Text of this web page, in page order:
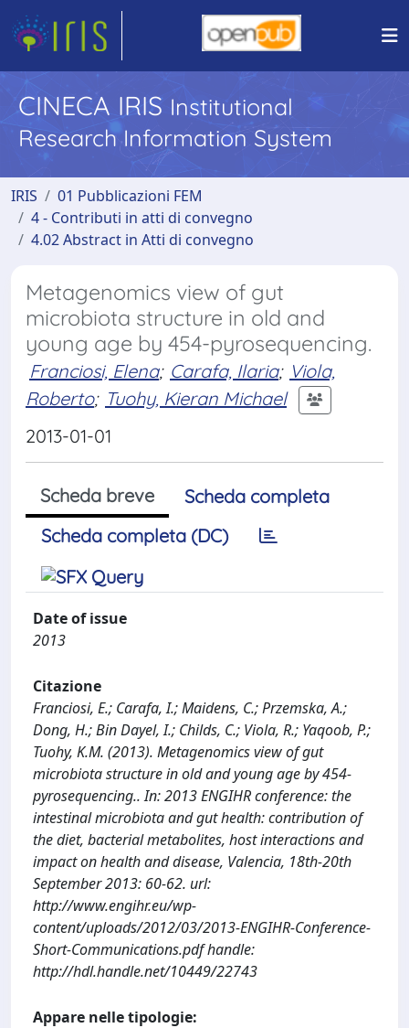
CINECA IRIS Institutional
Research Information System
IRIS
01 Pubblicazioni FEM
4 - Contributi in atti di convegno
4.02 Abstract in Atti di convegno
Metagenomics view of gut
microbiota structure in old and
young age by 454-pyrosequencing.
Franciosi, Elena; Carafa, Ilaria; Viola,
Roberto; Tuohy, Kieran Michael
2013-01-01
Scheda breve
Scheda completa
Scheda completa (DC)
Date of issue
2013
Citazione
Franciosi, E.; Carafa, I.; Maidens, C.; Przemska, A.;
Dong, H.; Bin Dayel, I.; Childs, C.; Viola, R.; Yaqoob, P.;
Tuohy, K.M. (2013). Metagenomics view of gut
microbiota structure in old and young age by 454-
pyrosequencing.. In: 2013 ENGIHR conference: the
intestinal microbiota and gut health: contribution of
the diet, bacterial metabolites, host interactions and
impact on health and disease, Valencia, 18th-20th
September 2013: 60-62. url:
http://www.engihr.eu/wp-
content/uploads/2012/03/2013-ENGIHR-Conference-
Short-Communications.pdf handle:
http://hdl.handle.net/10449/22743
Appare nelle tipologie: